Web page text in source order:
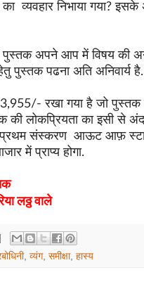
का व्यवहार निभाया गया?इसके
अपने आप में विषय की
पुस्तक पढना अति अनिवार्य
रखा गया है जो
की लोकप्रियता का इसी से
संस्करण आऊट आफ़ स्टाक
में प्राप्य होगा.
लठ्ठ वाले
, व्यंग, समीक्षा, हास्य